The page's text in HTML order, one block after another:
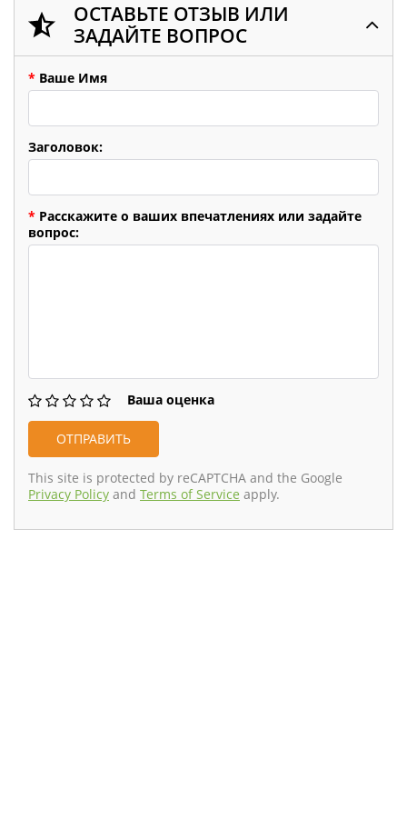
ОСТАВЬТЕ ОТЗЫВ ИЛИ
ЗАДАЙТЕ ВОПРОС
* Ваше Имя
Заголовок:
* Расскажите о ваших впечатлениях или задайте
вопрос:
Ваша оценка
This site is protected by reCAPTCHA and the Google
Privacy Policy and Terms of Service apply.